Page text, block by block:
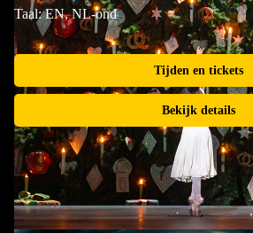
Taal: EN, NL-ond
Tijden en tickets
Bekijk details